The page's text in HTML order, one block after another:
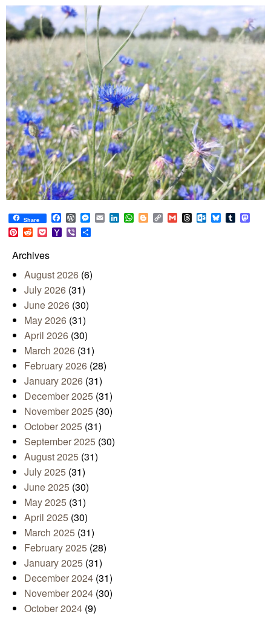
Share Facebook
WordPress
Messenger
EmailLinkedIn
WhatsApp
BloggerCopy
Link
GmailThreadsOutlook.com
BlueskyTumblr
Pinterest
RedditPocketYahoo
Mail
Viber
Archives
August 2026 (6)
July 2026 (31)
June 2026 (30)
May 2026 (31)
April 2026 (30)
March 2026 (31)
February 2026 (28)
January 2026 (31)
December 2025 (31)
November 2025 (30)
October 2025 (31)
September 2025 (30)
August 2025 (31)
July 2025 (31)
June 2025 (30)
May 2025 (31)
April 2025 (30)
March 2025 (31)
February 2025 (28)
January 2025 (31)
December 2024 (31)
November 2024 (30)
October 2024 (9)